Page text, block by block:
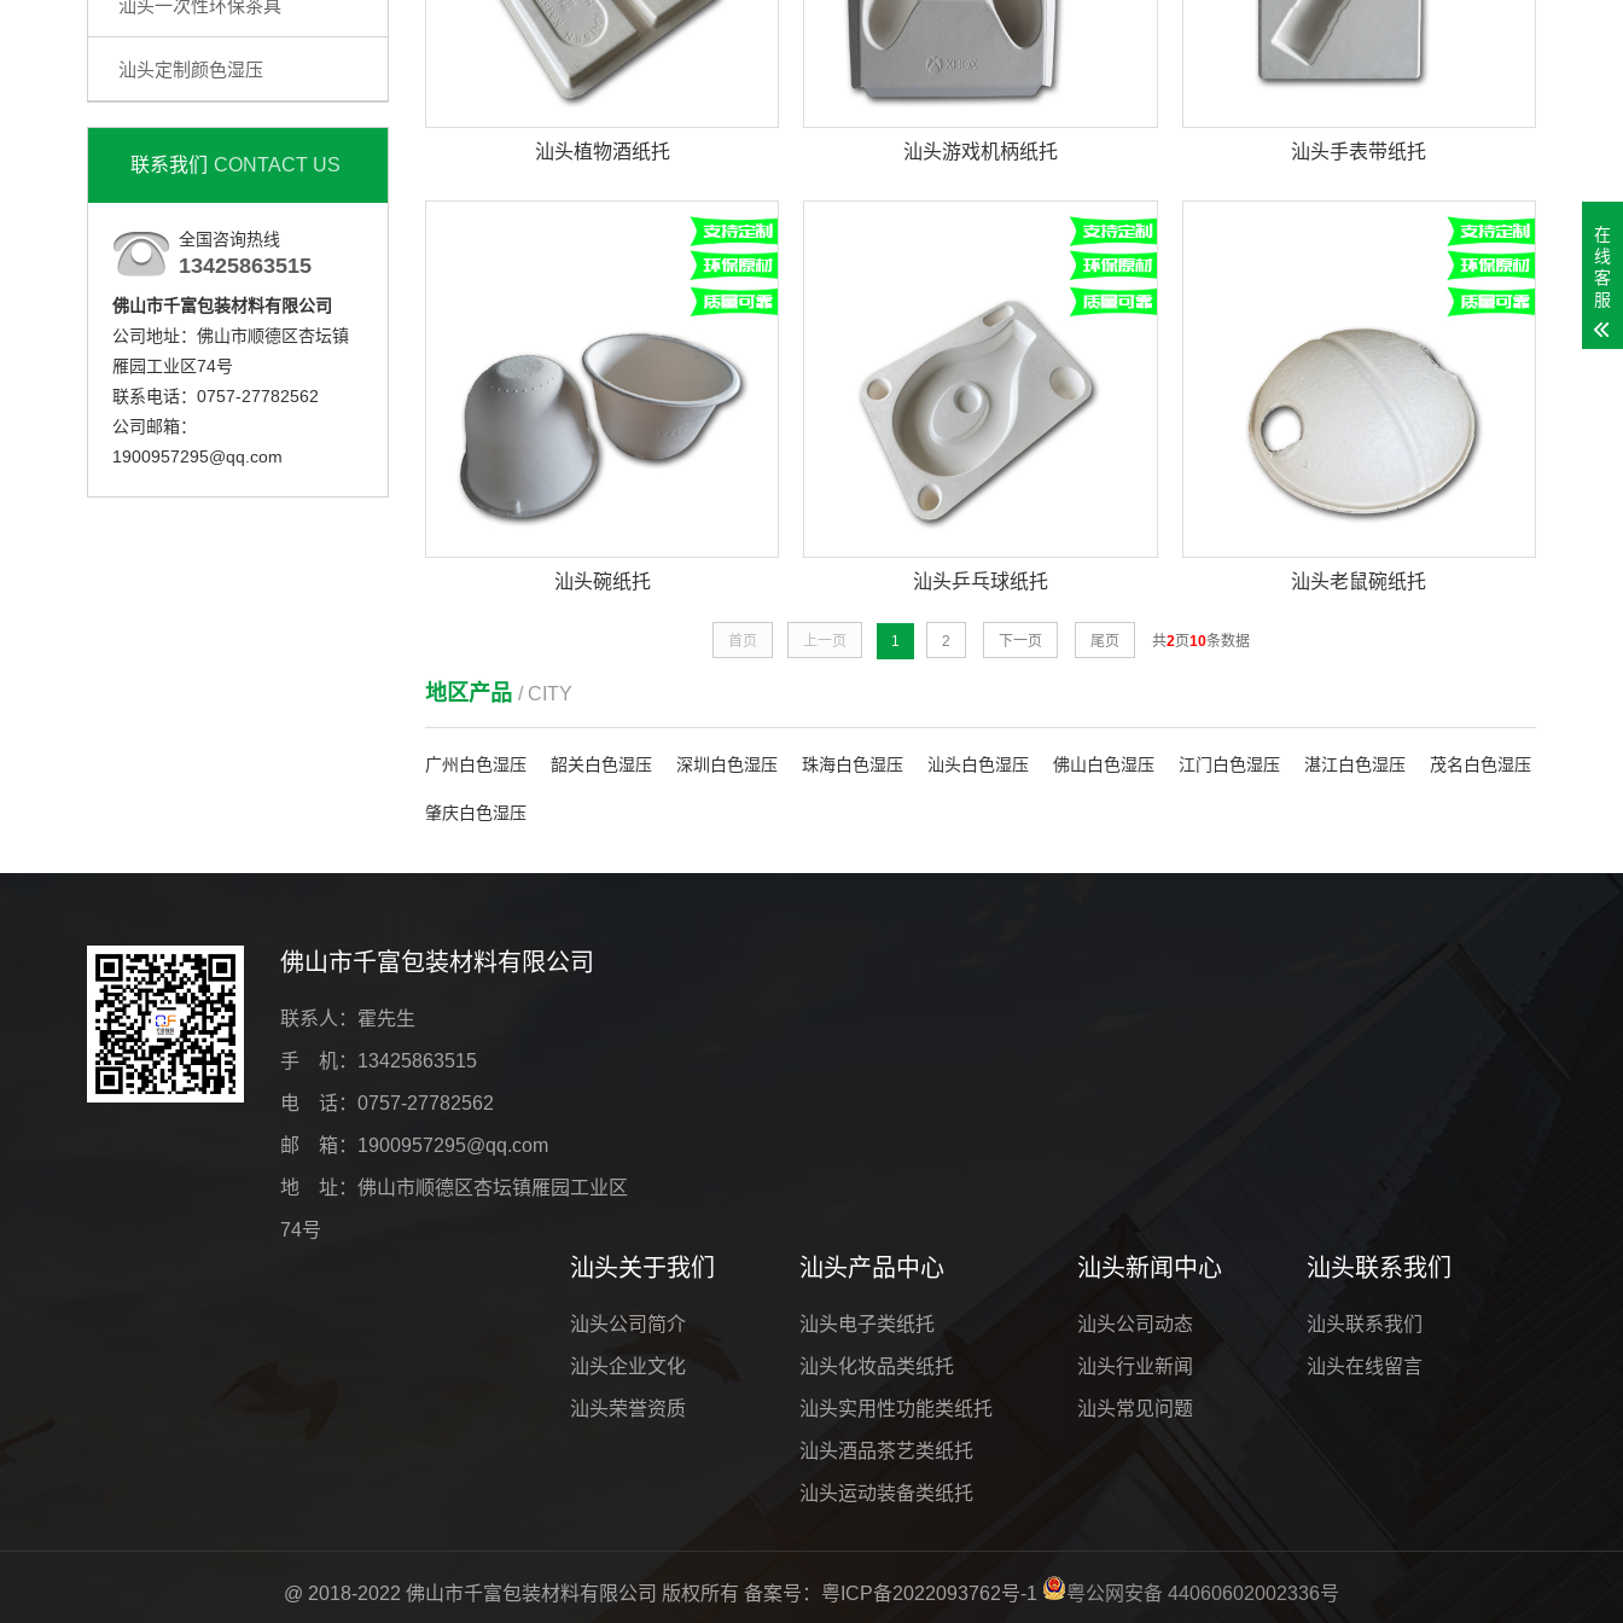
汕头一次性环保茶具
汕头定制颜色湿压
联系我们 CONTACT US
全国咨询热线
13425863515
佛山市千富包装材料有限公司
公司地址：佛山市顺德区杏坛镇
雁园工业区74号
联系电话：0757-27782562
公司邮箱：
1900957295@qq.com
汕头植物酒纸托 汕头游戏机柄纸托 汕头手表带纸托
汕头碗纸托 汕头乒乓球纸托 汕头老鼠碗纸托
首页 上一页 1 2 下一页 尾页 共2页10条数据
地区产品 / CITY
广州白色湿压 韶关白色湿压 深圳白色湿压 珠海白色湿压 汕头白色湿压 佛山白色湿压 江门白色湿压 湛江白色湿压 茂名白色湿压
肇庆白色湿压
佛山市千富包装材料有限公司
联系人：霍先生
手 机：13425863515
电 话：0757-27782562
邮 箱：1900957295@qq.com
地 址：佛山市顺德区杏坛镇雁园工业区
74号
汕头关于我们
汕头公司简介
汕头企业文化
汕头荣誉资质
汕头产品中心
汕头电子类纸托
汕头化妆品类纸托
汕头实用性功能类纸托
汕头酒品茶艺类纸托
汕头运动装备类纸托
汕头新闻中心
汕头公司动态
汕头行业新闻
汕头常见问题
汕头联系我们
汕头联系我们
汕头在线留言
@ 2018-2022 佛山市千富包装材料有限公司 版权所有 备案号： 粤ICP备2022093762号-1 粤公网安备 44060602002336号
在
线
客
服